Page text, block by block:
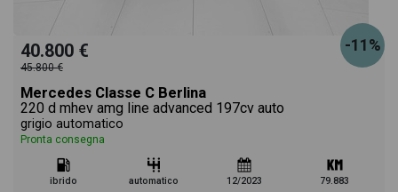
-11%
40.800 €
45.800 €
Mercedes Classe C Berlina
220 d mhev amg line advanced 197cv auto
grigio automatico
Pronta consegna
ibrido automatico 12/2023 79.883